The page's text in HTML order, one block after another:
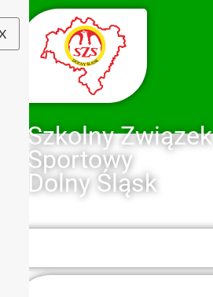
Szkolny Związek
Sportowy
Dolny Śląsk